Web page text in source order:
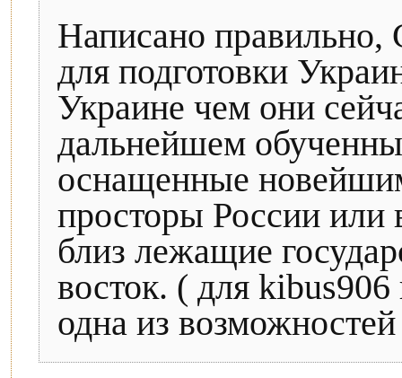
Написано
для подготовки
Украине чем они
дальнейшем
оснащенные
просторы России или
близ лежащие
восток. ( для
одна из